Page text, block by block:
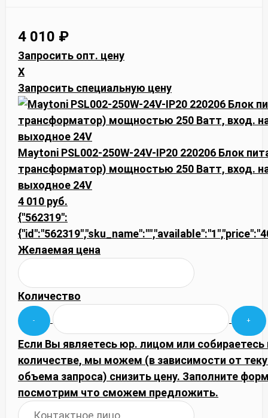
4 010 ₽
Запросить опт. цену
X
Запросить специальную цену
Maytoni PSL002-250W-24V-IP20 220206 Блок
трансформатор) мощностью 250 Ватт, вход.
выходное 24V
4 010 руб.
{"562319":
Желаемая цена
Количество
Если Вы являетесь юр. лицом или
количестве, мы можем (в зависимости от
объема запроса) снизить цену. Заполните
посмотрим что сможем предложить.